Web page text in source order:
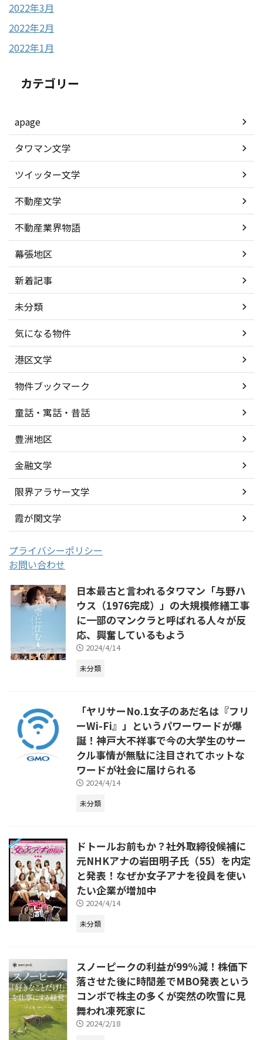
2022年3月
2022年2月
2022年1月
カテゴリー
apage
タワマン文学
ツイッター文学
不動産文学
不動産業界物語
幕張地区
新着記事
未分類
気になる物件
港区文学
物件ブックマーク
童話・寓話・昔話
豊洲地区
金融文学
限界アラサー文学
霞が関文学
プライバシーポリシー
お問い合わせ
日本最古と言われるタワマン「与野ハ
ウス（1976完成）」の大規模修繕工事
に一部のマンクラと呼ばれる人々が反
応、興奮しているもよう
2024/4/14
未分類
「ヤリサーNo.1女子のあだ名は『フリ
ーWi-Fi』」というパワーワードが爆
誕！神戸大不祥事で今の大学生のサー
クル事情が無駄に注目されてホットな
ワードが社会に届けられる
2024/4/14
未分類
ドトールお前もか？社外取締役候補に
元NHKアナの岩田明子氏（55）を内定
と発表！なぜか女子アナを役員を使い
たい企業が増加中
2024/4/14
未分類
スノーピークの利益が99%減！株価下
落させた後に時間差でMBO発表という
コンボで株主の多くが突然の吹雪に見
舞われ凍死家に
2024/2/18